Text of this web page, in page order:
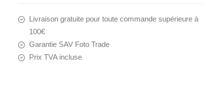
Livraison gratuite pour toute commande supérieure à
100€
Garantie SAV Foto Trade
Prix TVA incluse